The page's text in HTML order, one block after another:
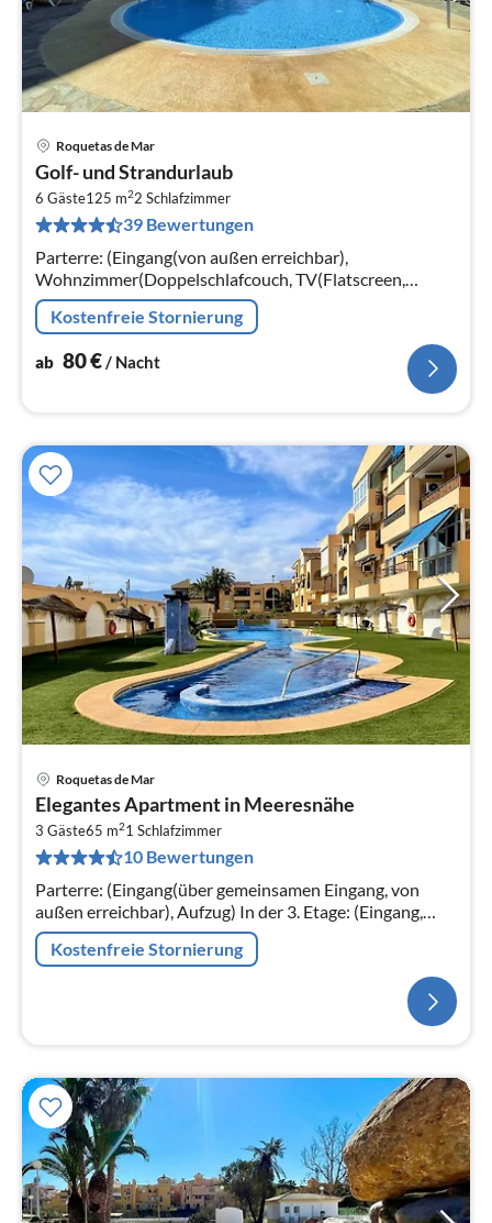
Roquetas de Mar
Golf- und Strandurlaub
6 Gäste125 m22 Schlafzimmer
39 Bewertungen
Parterre: (Eingang(von außen erreichbar),
Wohnzimmer(Doppelschlafcouch, TV(Flatscreen,
internationale TV-Kanäle), Esstisch, Dekokamin,
Sitzecke)
Kostenfreie Stornierung
ab 80€/ Nacht
Roquetas de Mar
Elegantes Apartment in Meeresnähe
3 Gäste65 m21 Schlafzimmer
10 Bewertungen
Parterre: (Eingang(über gemeinsamen Eingang, von
außen erreichbar), Aufzug) In der 3. Etage: (Eingang,
Wohnzimmer(Schlafcouch 1 Pers., TV(Flatscreen),
Sitzecke)
Kostenfreie Stornierung